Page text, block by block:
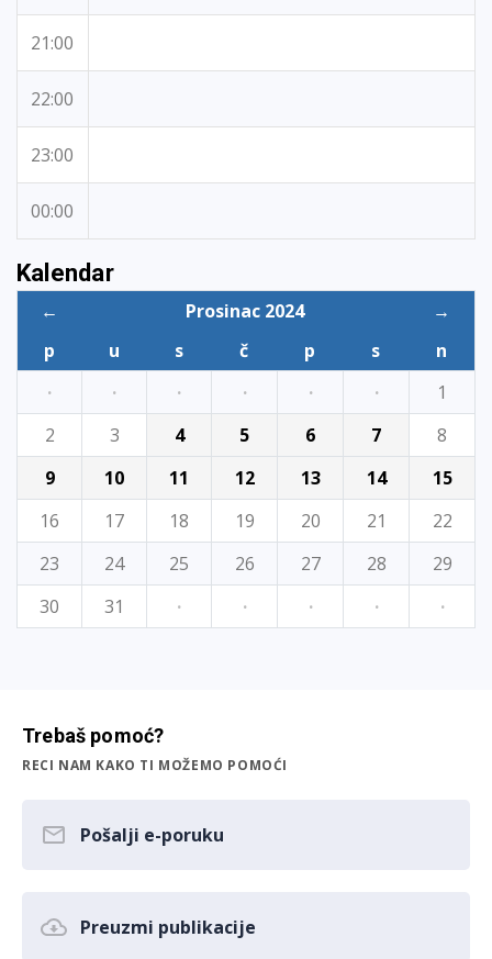
21:00
22:00
23:00
00:00
Kalendar
← Prosinac 2024
→
p
u s č p s
n
·
· · · · ·
1
2
3 4 5 6 7
8
9
10 11 12 13 14
15
16
17 18 19 20 21
22
23
24 25 26 27 28
29
30
31 · · · · ·
Trebaš pomoć?
RECI NAM KAKO TI MOŽEMO POMOĆI
Pošalji e-poruku
Preuzmi publikacije